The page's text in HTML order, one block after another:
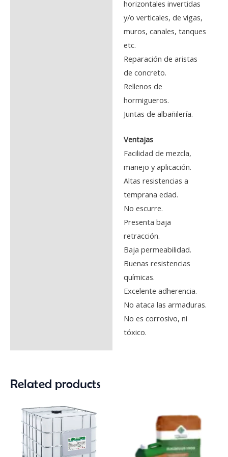
horizontales invertidas
y/o verticales, de vigas,
muros, canales, tanques
etc.
Reparación de aristas
de concreto.
Rellenos de
hormigueros.
Juntas de albañilería.
Ventajas
Facilidad de mezcla,
manejo y aplicación.
Altas resistencias a
temprana edad.
No escurre.
Presenta baja
retracción.
Baja permeabilidad.
Buenas resistencias
químicas.
Excelente adherencia.
No ataca las armaduras.
No es corrosivo, ni
tóxico.
Related products